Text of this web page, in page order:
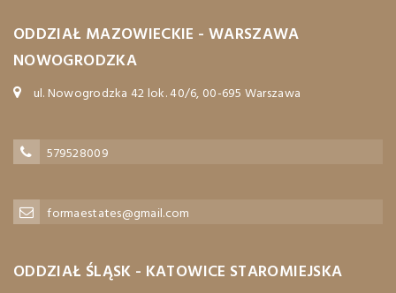
ODDZIAŁ MAZOWIECKIE - WARSZAWA
NOWOGRODZKA
ul. Nowogrodzka 42 lok. 40/6, 00-695 Warszawa
579528009
formaestates@gmail.com
ODDZIAŁ ŚLĄSK - KATOWICE STAROMIEJSKA